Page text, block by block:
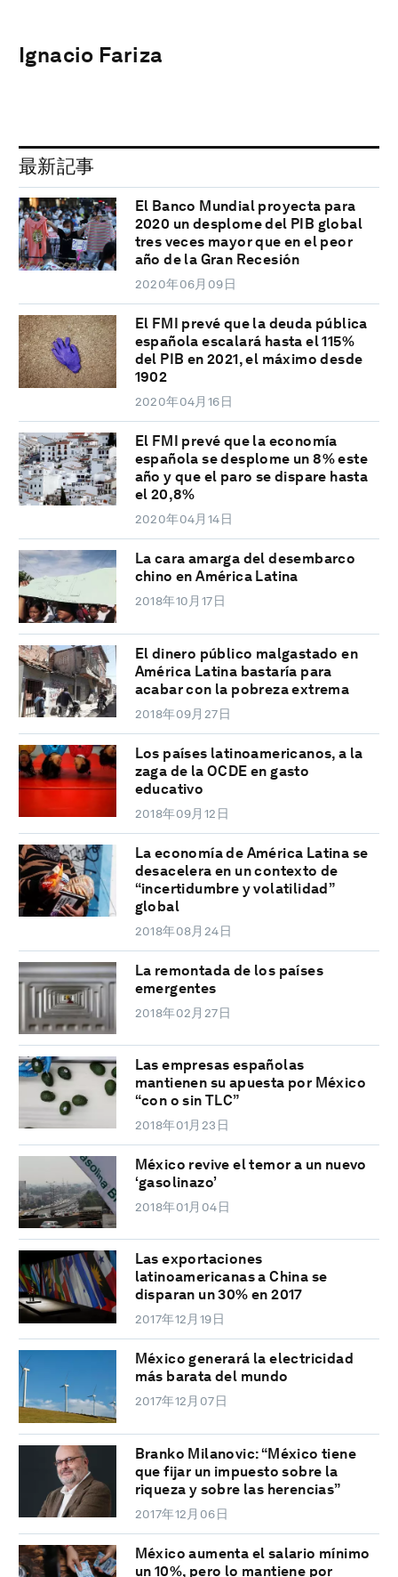
Ignacio Fariza
最新記事
El Banco Mundial proyecta para
2020 un desplome del PIB global
tres veces mayor que en el peor
año de la Gran Recesión
2020年06月09日
El FMI prevé que la deuda pública
española escalará hasta el 115%
del PIB en 2021, el máximo desde
1902
2020年04月16日
El FMI prevé que la economía
española se desplome un 8% este
año y que el paro se dispare hasta
el 20,8%
2020年04月14日
La cara amarga del desembarco
chino en América Latina
2018年10月17日
El dinero público malgastado en
América Latina bastaría para
acabar con la pobreza extrema
2018年09月27日
Los países latinoamericanos, a la
zaga de la OCDE en gasto
educativo
2018年09月12日
La economía de América Latina se
desacelera en un contexto de
“incertidumbre y volatilidad”
global
2018年08月24日
La remontada de los países
emergentes
2018年02月27日
Las empresas españolas
mantienen su apuesta por México
“con o sin TLC”
2018年01月23日
México revive el temor a un nuevo
‘gasolinazo’
2018年01月04日
Las exportaciones
latinoamericanas a China se
disparan un 30% en 2017
2017年12月19日
México generará la electricidad
más barata del mundo
2017年12月07日
Branko Milanovic: “México tiene
que fijar un impuesto sobre la
riqueza y sobre las herencias”
2017年12月06日
México aumenta el salario mínimo
un 10%, pero lo mantiene por